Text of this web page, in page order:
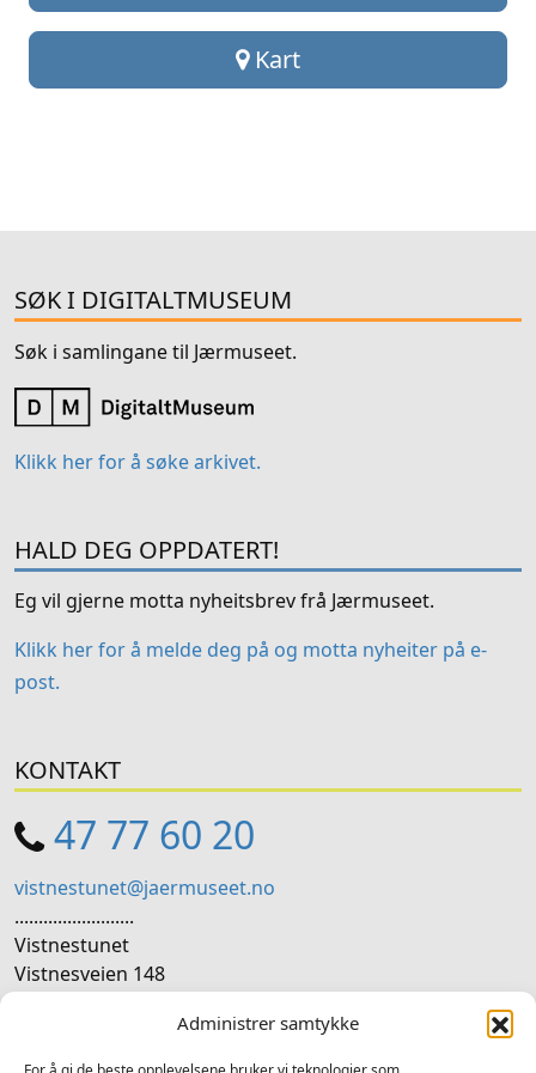
Administrer samtykke
Kart
SØK I DIGITALTMUSEUM
Søk i samlingane til Jærmuseet.
Klikk her for å søke arkivet.
HALD DEG OPPDATERT!
Eg vil gjerne motta nyheitsbrev frå Jærmuseet.
Klikk her for å melde deg på og motta nyheiter på e-
post.
KONTAKT
47 77 60 20
vistnestunet@jaermuseet.no
.........................
Vistnestunet
Vistnesveien 148